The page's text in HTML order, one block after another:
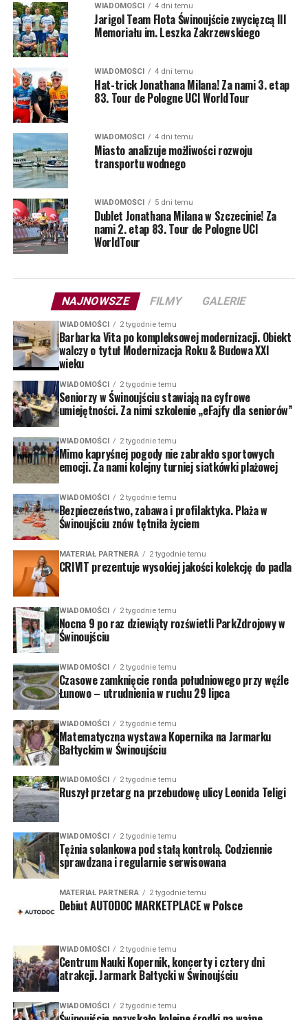
WIADOMOŚCI 4 dni temu
Jarigol Team Flota Świnoujście zwycięzcą III
Memoriału im. Leszka Zakrzewskiego
WIADOMOŚCI 4 dni temu
Hat-trick Jonathana Milana! Za nami 3. etap
83. Tour de Pologne UCI WorldTour
WIADOMOŚCI 4 dni temu
Miasto analizuje możliwości rozwoju
transportu wodnego
WIADOMOŚCI 5 dni temu
Dublet Jonathana Milana w Szczecinie! Za
nami 2. etap 83. Tour de Pologne UCI
WorldTour
NAJNOWSZE FILMY GALERIE
WIADOMOŚCI 2 tygodnie temu
Barbarka Vita po kompleksowej modernizacji. Obiekt
walczy o tytuł Modernizacja Roku & Budowa XXI
wieku
WIADOMOŚCI 2 tygodnie temu
Seniorzy w Świnoujściu stawiają na cyfrowe
umiejętności. Za nimi szkolenie „eFajfy dla seniorów”
WIADOMOŚCI 2 tygodnie temu
Mimo kapryśnej pogody nie zabrakło sportowych
emocji. Za nami kolejny turniej siatkówki plażowej
WIADOMOŚCI 2 tygodnie temu
Bezpieczeństwo, zabawa i profilaktyka. Plaża w
Świnoujściu znów tętniła życiem
MATERIAŁ PARTNERA 2 tygodnie temu
CRIVIT prezentuje wysokiej jakości kolekcję do padla
WIADOMOŚCI 2 tygodnie temu
Nocna 9 po raz dziewiąty rozświetli ParkZdrojowy w
Świnoujściu
WIADOMOŚCI 2 tygodnie temu
Czasowe zamknięcie ronda południowego przy węźle
Łunowo – utrudnienia w ruchu 29 lipca
WIADOMOŚCI 2 tygodnie temu
Matematyczna wystawa Kopernika na Jarmarku
Bałtyckim w Świnoujściu
WIADOMOŚCI 2 tygodnie temu
Ruszył przetarg na przebudowę ulicy Leonida Teligi
WIADOMOŚCI 2 tygodnie temu
Tężnia solankowa pod stałą kontrolą. Codziennie
sprawdzana i regularnie serwisowana
MATERIAŁ PARTNERA 2 tygodnie temu
Debiut AUTODOC MARKETPLACE w Polsce
WIADOMOŚCI 2 tygodnie temu
Centrum Nauki Kopernik, koncerty i cztery dni
atrakcji. Jarmark Bałtycki w Świnoujściu
WIADOMOŚCI 2 tygodnie temu